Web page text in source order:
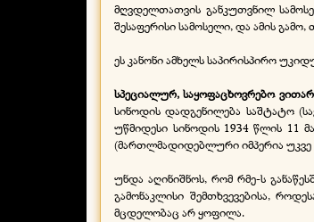
მღვდელთათვის განკუთვნილ
შესაფერისი სამოსელი, და ამის
ეს კანონი ამხელს საპირისპირო
სპეციალურ, საყოფაცხოვრებო
სინოდის დადგენილება საშტატო
უწმიდესი სინოდის 1934 წლის 11
(მართლმადიდებლური იმპერია უკვე
უნდა აღინიშნოს, რომ რმე-ს
გამონაკლისი შემთხვევებისა,
მცდელობაც არ ყოფილა.